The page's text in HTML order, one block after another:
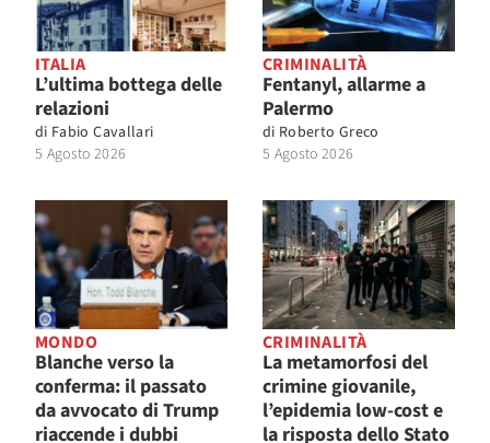
ITALIA
L’ultima bottega delle
relazioni
di Fabio Cavallari
5 Agosto 2026
CRIMINALITÀ
Fentanyl, allarme a
Palermo
di Roberto Greco
5 Agosto 2026
MONDO
Blanche verso la
conferma: il passato
da avvocato di Trump
riaccende i dubbi
CRIMINALITÀ
La metamorfosi del
crimine giovanile,
l’epidemia low-cost e
la risposta dello Stato